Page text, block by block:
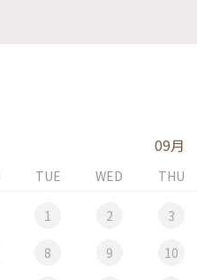
09月
TUE WED THU
1 2 3
8 9 10